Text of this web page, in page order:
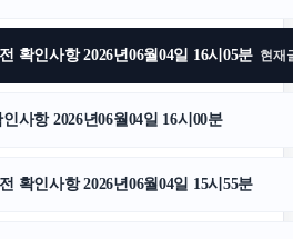
확인사항 2026년06월04일 16시05분 현재
사항 2026년06월04일 16시00분
확인사항 2026년06월04일 15시55분